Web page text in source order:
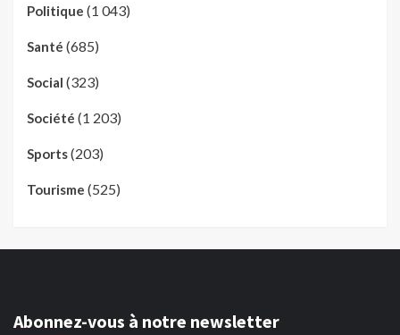
Politique (1 043)
Santé (685)
Social (323)
Société (1 203)
Sports(203)
Tourisme (525)
Abonnez-vous à notre newsletter